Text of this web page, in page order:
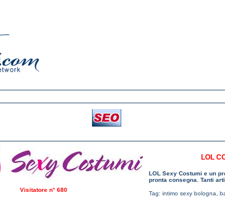
Visitatore n° 680
LOL
LOL Sexy Costumi e un
pronta consegna. Tanti
Tag: intimo sexy bologna